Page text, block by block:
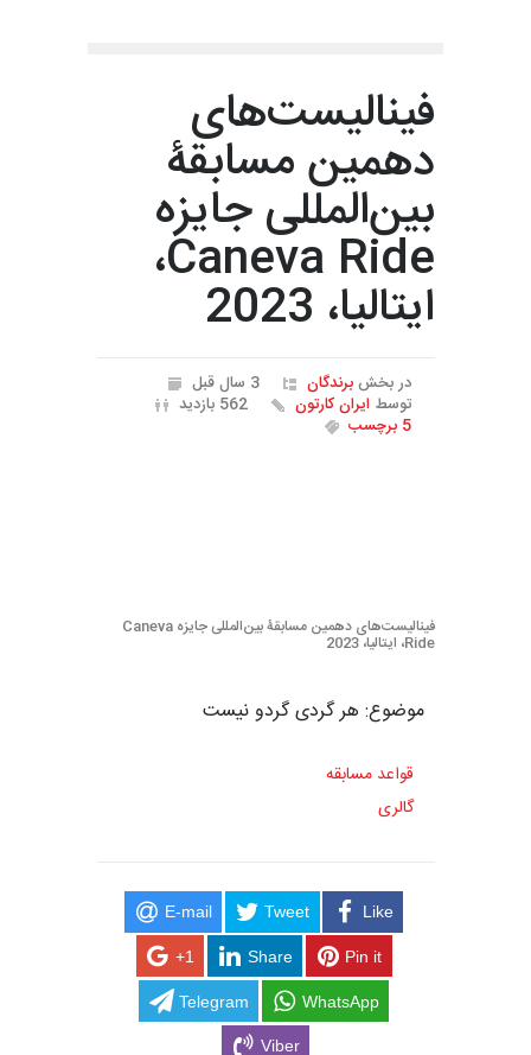
فینالیست‌های
دهمین مسابقۀ
بین‌المللی جایزه
Caneva Ride،
ایتالیا، 2023
در بخشبرندگان
3 سال قبل
توسط ایران کارتون
562 بازدید
5 برچسب
فینالیست‌های دهمین مسابقۀ بین‌المللی جایزه Caneva
Ride، ایتالیا، 2023
موضوع: هر گردی گردو نیست
قواعد مسابقه
گالری
E-mail Tweet Like
+1 Share Pin it
Telegram WhatsApp
Viber